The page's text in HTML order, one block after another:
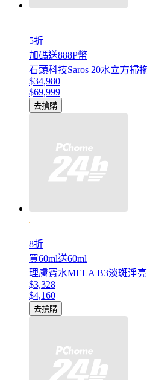
5折
加碼送888P幣
石頭科技Saros 20水立方掃
$34,980
$69,999
去搶購
8折
買60ml送60ml
理膚寶水MELA B3淡斑淨
$3,328
$4,160
去搶購